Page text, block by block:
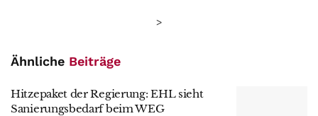
>
Ähnliche Beiträge
Hitzepaket der Regierung: EHL sieht
Sanierungsbedarf beim WEG